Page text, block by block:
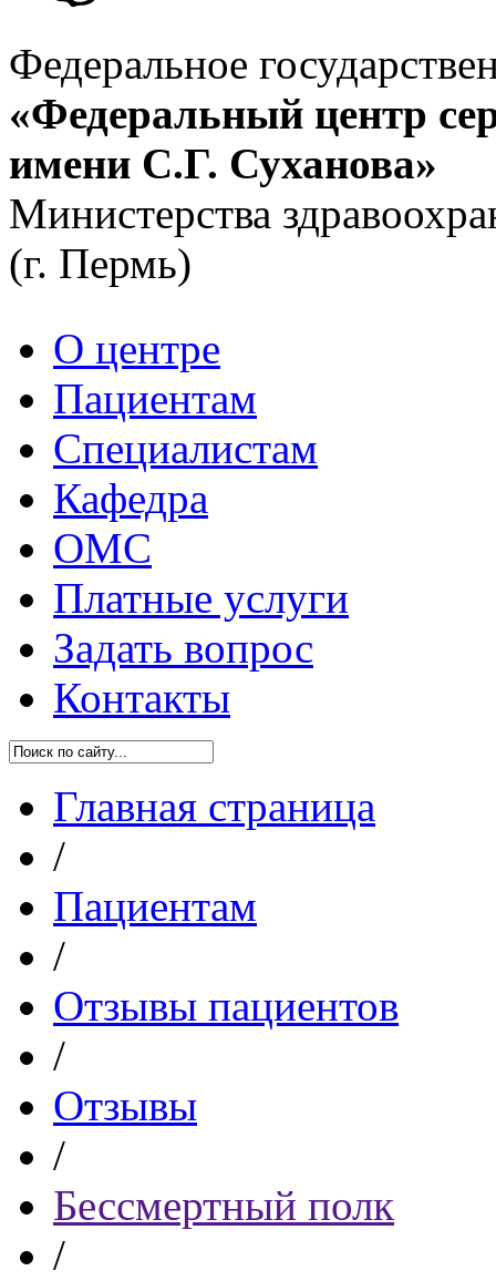
Федеральное
«Федеральный центр
имени С.Г. Суханова»
Министерства
(г. Пермь)
О центре
Пациентам
Специалистам
Кафедра
ОМС
Платные услуги
Задать вопрос
Контакты
Главная страница
/
Пациентам
/
Отзывы пациентов
/
Отзывы
/
Бессмертный полк
/